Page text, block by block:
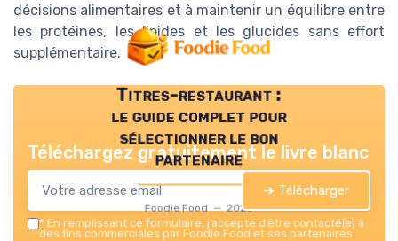
décisions alimentaires et à maintenir un équilibre entre
les protéines, les lipides et les glucides sans effort
supplémentaire.
Titres-restaurant :
le guide complet pour
sélectionner le bon
partenaire
Foodie Food — 2026
Téléchargez gratuitement le livre blanc
➔ Télécharger
* En remplissant ce formulaire, j’accepte d’être contacté(e) à
des fins commerciales par Foodie Food et ses partenaires.